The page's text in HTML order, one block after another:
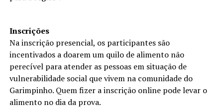
Inscrições
Na inscrição presencial, os participantes são
incentivados a doarem um quilo de alimento não
perecível para atender as pessoas em situação de
vulnerabilidade social que vivem na comunidade do
Garimpinho. Quem fizer a inscrição online pode levar o
alimento no dia da prova.